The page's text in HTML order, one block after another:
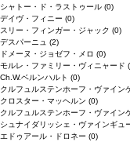
シャトー・ド・ラストゥール (0)
デイヴ・フィニー (0)
スリー・フィンガー・ジャック (0)
デスパーニュ (2)
ドメーヌ・ジョゼフ・メロ (0)
モルレ・ファミリー・ヴィニャード
Ch.W.ベルンハルト (0)
クルフュルステンホーフ・ヴァイン
クロスター・マッヘルン (0)
クルフュルステンホーフ・ヴァイン
シュナイダリッシェ・ヴァインギュ
エドゥアール・ドロネー (0)